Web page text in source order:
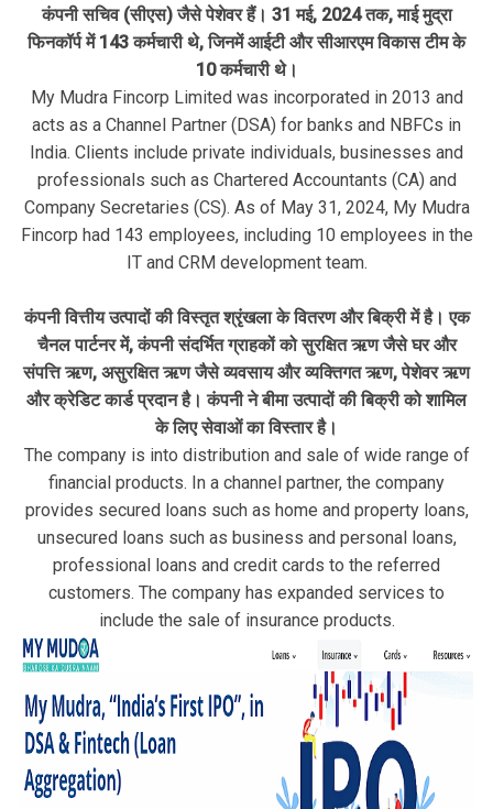
कंपनी सचिव (सीएस) जैसे पेशेवर हैं। 31 मई, 2024 तक, माई मुद्रा
फिनकॉर्प में 143 कर्मचारी थे, जिनमें आईटी और सीआरएम विकास टीम के
10 कर्मचारी थे।
My Mudra Fincorp Limited was incorporated in 2013 and
acts as a Channel Partner (DSA) for banks and NBFCs in
India. Clients include private individuals, businesses and
professionals such as Chartered Accountants (CA) and
Company Secretaries (CS). As of May 31, 2024, My Mudra
Fincorp had 143 employees, including 10 employees in the
IT and CRM development team.
कंपनी वित्तीय उत्पादों की विस्तृत श्रृंखला के वितरण और बिक्री में है। एक
चैनल पार्टनर में, कंपनी संदर्भित ग्राहकों को सुरक्षित ऋण जैसे घर और
संपत्ति ऋण, असुरक्षित ऋण जैसे व्यवसाय और व्यक्तिगत ऋण, पेशेवर ऋण
और क्रेडिट कार्ड प्रदान है। कंपनी ने बीमा उत्पादों की बिक्री को शामिल
के लिए सेवाओं का विस्तार है।
The company is into distribution and sale of wide range of
financial products. In a channel partner, the company
provides secured loans such as home and property loans,
unsecured loans such as business and personal loans,
professional loans and credit cards to the referred
customers. The company has expanded services to
include the sale of insurance products.